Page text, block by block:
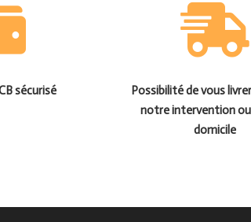
sécurisé
Possibilité de vous
notre intervention
domicile